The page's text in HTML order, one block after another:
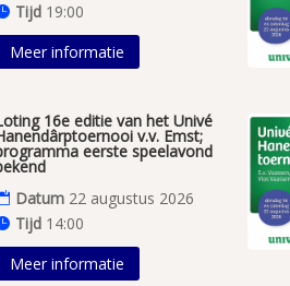
Tijd 19:00
Meer informatie
16e editie van het Univé
v.v. Emst;
eerste speelavond
Datum 22 augustus 2026
Tijd 14:00
Meer informatie